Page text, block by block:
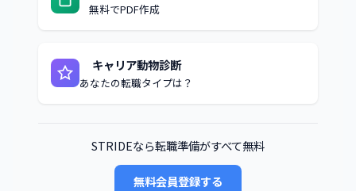
無料でPDF作成
キャリア動物診断
あなたの転職タイプは？
STRIDEなら転職準備がすべて無料
無料会員登録する